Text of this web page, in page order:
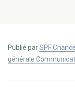
Publié parSPF
générale